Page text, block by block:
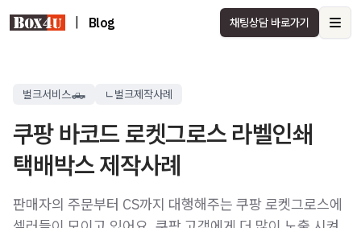
Blog 채팅상담 바로가기
벌크서비스🛻 ㄴ벌크제작사례
쿠팡 바코드 로켓그로스 라벨인쇄
택배박스 제작사례
판매자의 주문부터 CS까지 대행해주는 쿠팡 로켓그로스에